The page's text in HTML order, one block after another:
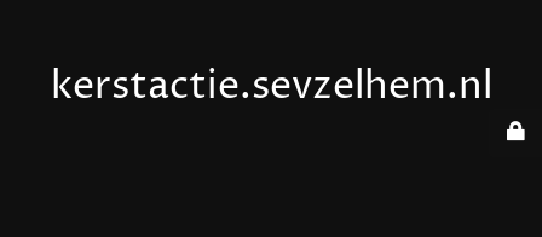
kerstactie.sevzelhem.nl